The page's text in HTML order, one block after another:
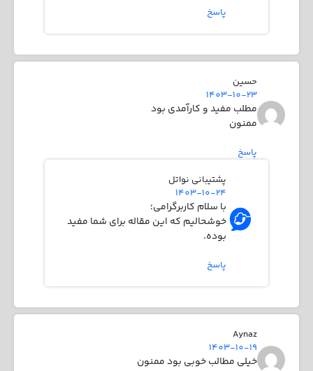
پاسخ
حسین
1403-10-23
مطلب مفید و کارآمدی بود
ممنون
پاسخ
پشتیبانی نواتل
1403-10-24
با سلام کاربرگرامی؛
خوشحالیم که این مقاله برای شما مفید
بوده.
پاسخ
Aynaz
1403-10-19
خیلی مطالب خوبی بود ممنون